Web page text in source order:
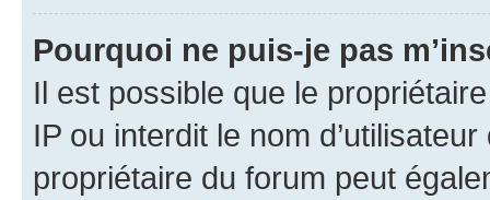
Pourquoi ne puis-je pas
Il est possible que le
IP ou interdit le nom
propriétaire du forum peut